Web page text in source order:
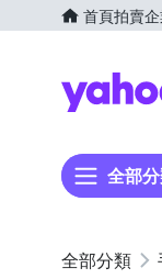
首頁拍賣
全部